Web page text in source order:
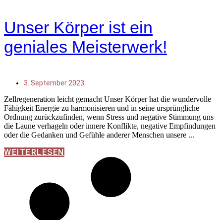
Unser Körper ist ein
geniales Meisterwerk!
3. September 2023
Zellregeneration leicht gemacht Unser Körper hat die wundervolle
Fähigkeit Energie zu harmonisieren und in seine ursprüngliche
Ordnung zurückzufinden, wenn Stress und negative Stimmung uns
die Laune verhageln oder innere Konflikte, negative Empfindungen
oder die Gedanken und Gefühle anderer Menschen unsere
WEITERLESEN